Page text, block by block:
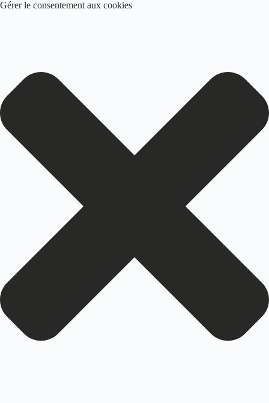
Gérer le consentement aux cookies